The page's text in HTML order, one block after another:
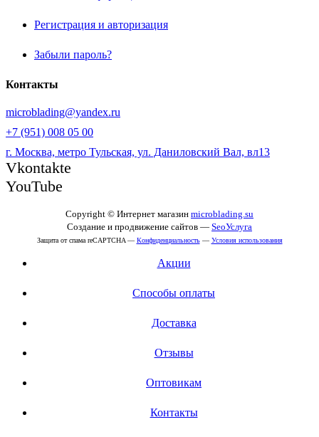
Регистрация и авторизация
Забыли пароль?
Контакты
microblading@yandex.ru
+7 (951) 008 05 00
г. Москва, метро Тульская, ул. Даниловский Вал, вл13
Vkontakte
YouTube
Copyright © Интернет магазин microblading.su
Создание и продвижение сайтов — SeoУслуга
Защита от спама reCAPTCHA — Конфиденциальность— Условия использования
Акции
Способы оплаты
Доставка
Отзывы
Оптовикам
Контакты